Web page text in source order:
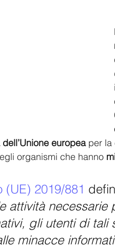
dell’Unione europea per la
organismi che hanno
(UE) 2019/881
attività
gli utenti di tali
minacce